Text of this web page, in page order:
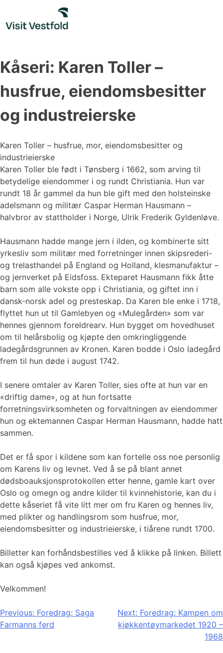
content
Kåseri: Karen Toller –
husfrue, eiendomsbesitter
og industreierske
Karen Toller – husfrue, mor, eiendomsbesitter og
industrieierske
Karen Toller ble født i Tønsberg i 1662, som arving til
betydelige eiendommer i og rundt Christiania. Hun var
rundt 18 år gammel da hun ble gift med den holsteinske
adelsmann og militær Caspar Herman Hausmann –
halvbror av stattholder i Norge, Ulrik Frederik Gyldenløve.
Hausmann hadde mange jern i ilden, og kombinerte sitt
yrkesliv som militær med forretninger innen skipsrederi-
og trelasthandel på England og Holland, klesmanufaktur –
og jernverket på Eidsfoss. Ekteparet Hausmann fikk åtte
barn som alle vokste opp i Christiania, og giftet inn i
dansk-norsk adel og presteskap. Da Karen ble enke i 1718,
flyttet hun ut til Gamlebyen og «Mulegården» som var
hennes gjennom foreldrearv. Hun bygget om hovedhuset
om til helårsbolig og kjøpte den omkringliggende
ladegårdsgrunnen av Kronen. Karen bodde i Oslo ladegård
frem til hun døde i august 1742.
I senere omtaler av Karen Toller, sies ofte at hun var en
«driftig dame», og at hun fortsatte
forretningsvirksomheten og forvaltningen av eiendommer
hun og ektemannen Caspar Herman Hausmann, hadde hatt
sammen.
Det er få spor i kildene som kan fortelle oss noe personlig
om Karens liv og levnet. Ved å se på blant annet
dødsboauksjonsprotokollen etter henne, gamle kart over
Oslo og omegn og andre kilder til kvinnehistorie, kan du i
dette kåseriet få vite litt mer om fru Karen og hennes liv,
med plikter og handlingsrom som husfrue, mor,
eiendomsbesitter og industrieierske, i tiårene rundt 1700.
Billetter kan forhåndsbestilles ved å klikke på linken. Billett
kan også kjøpes ved ankomst.
Velkommen!
Innleggsnavigasjon
Previous: Foredrag: Saga
Farmanns ferd
Next: Foredrag: Kampen om
kjøkkentøymarkedet 1920 –
1968